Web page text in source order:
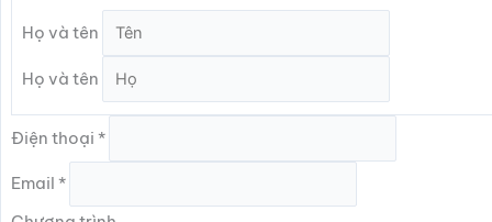
Họ và tên
Họ và tên
Điện thoại*
Email*